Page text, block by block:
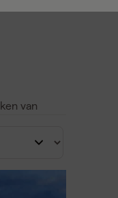
van
Makita,